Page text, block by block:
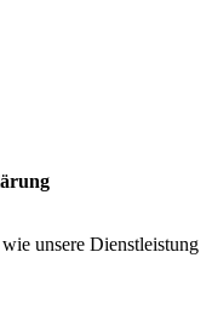
unsere Dienstleistung